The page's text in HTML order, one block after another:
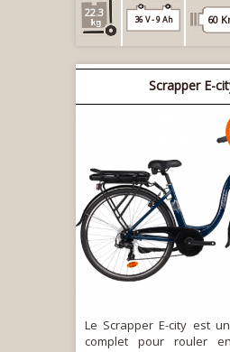
22.3
36 V - 9 Ah 60
Scrapper E-
Le Scrapper E-city est
complet pour rouler